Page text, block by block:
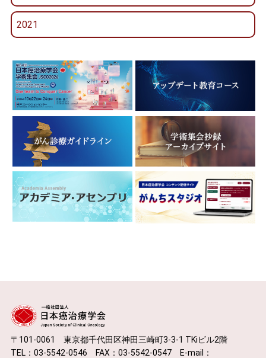
2021
〒101-0061 東京都千代田区神田三崎町3-3-1 TKiビル2階
TEL：03-5542-0546 FAX：03-5542-0547 E-mail：